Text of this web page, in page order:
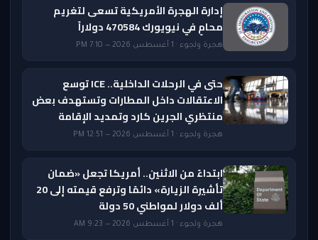
إدارة الهجرة الأمريكية تسعى لتغريم
محامٍ في نيويورك 470584 دولاراً
هجرة ولجوء · 1 أغسطس 2026 — 7:10 PM
حتى في الرحلات الداخلية.. ICE توسع
الاعتقالات داخل المطارات وتستهدف بعض
منتظري الجرين كارد وتمديد الإقامة
هجرة ولجوء · 1 أغسطس 2026 — 12:51 PM
ابتداءً من الاثنين.. أمريكا تجعل «ضمان
تأشيرة الزيارة» دائمًا وترفع قيمته إلى 20
ألف دولار لمواطني 50 دولة
هجرة ولجوء · 1 أغسطس 2026 — 9:23 AM